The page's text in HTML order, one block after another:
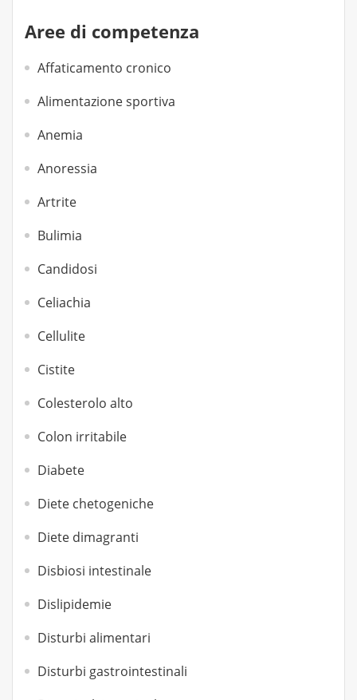
Aree di competenza
Affaticamento cronico
Alimentazione sportiva
Anemia
Anoressia
Artrite
Bulimia
Candidosi
Celiachia
Cellulite
Cistite
Colesterolo alto
Colon irritabile
Diabete
Diete chetogeniche
Diete dimagranti
Disbiosi intestinale
Dislipidemie
Disturbi alimentari
Disturbi gastrointestinali